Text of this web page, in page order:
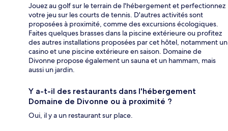
Jouez au golf sur le terrain de l'hébergement et perfectionnez
votre jeu sur les courts de tennis. D'autres activités sont
proposées à proximité, comme des excursions écologiques.
Faites quelques brasses dans la piscine extérieure ou profitez
des autres installations proposées par cet hôtel, notamment un
casino et une piscine extérieure en saison. Domaine de
Divonne propose également un sauna et un hammam, mais
aussi un jardin.
Y a-t-il des restaurants dans l'hébergement
Domaine de Divonne ou à proximité ?
Oui, il y a un restaurant sur place.